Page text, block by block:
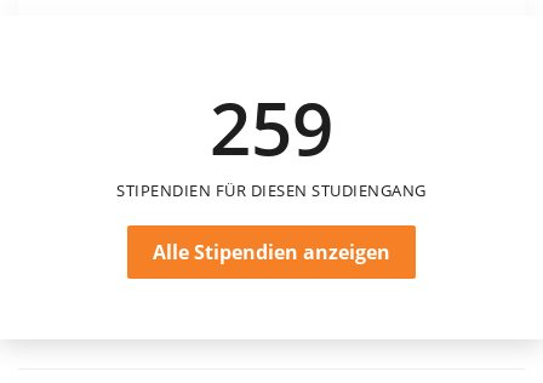
259
STIPENDIEN FÜR DIESEN STUDIENGANG
Alle Stipendien anzeigen